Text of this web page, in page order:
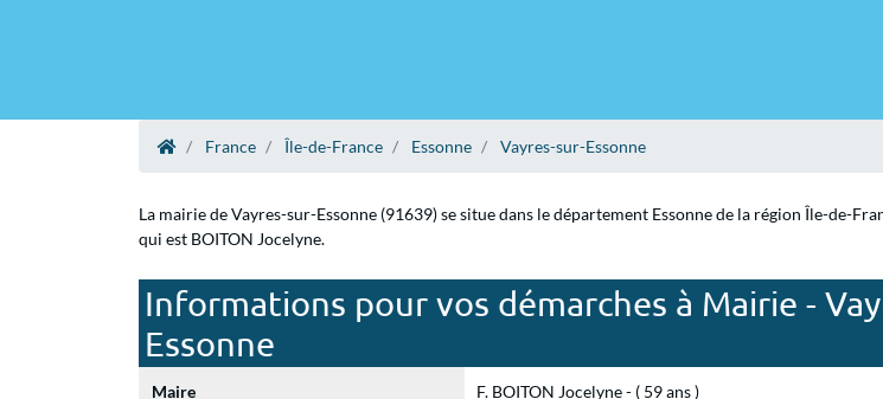
France Île-de-France Essonne Vayres-sur-Essonne
La mairie de Vayres-sur-Essonne (91639) se situe dans le département Essonne de la région Île-de-
qui est BOITON Jocelyne.
Informations pour vos démarches à Mairie -
Essonne
Maire F. BOITON Jocelyne - ( 59 ans )